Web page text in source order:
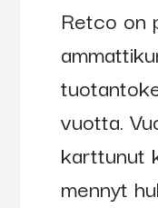
Retco on
vuotta.
karttunut
mennyt